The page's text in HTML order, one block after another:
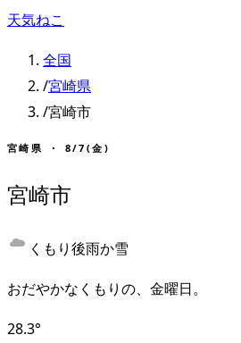
天気ねこ
全国
/宮崎県
/宮崎市
宮崎県 ・ 8/7(金)
宮崎市
くもり後雨か雪
おだやかなくもりの、金曜日。
28.3°